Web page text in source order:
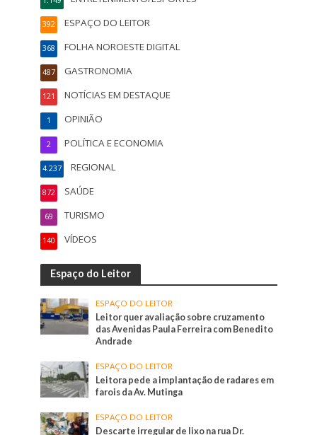
ESPAÇO DO LEITOR
392
FOLHA NOROESTE DIGITAL
368
GASTRONOMIA
487
NOTÍCIAS EM DESTAQUE
121
OPINIÃO
1
POLÍTICA E ECONOMIA
2
REGIONAL
4.237
SAÚDE
872
TURISMO
69
VÍDEOS
140
Espaço do Leitor
ESPAÇO DO LEITOR
Leitor quer avaliação sobre cruzamento
das Avenidas Paula Ferreira com Benedito
Andrade
ESPAÇO DO LEITOR
Leitora pede a implantação de radares em
farois da Av. Mutinga
ESPAÇO DO LEITOR
Descarte irregular de lixo na rua Dr.